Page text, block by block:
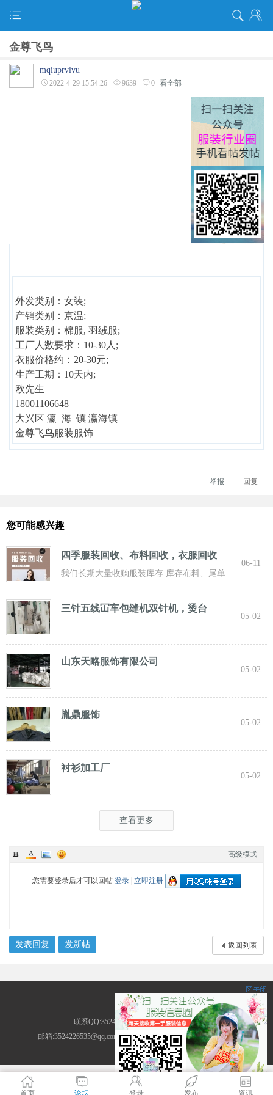
金尊飞鸟
mqiuprvlvu
2022-4-29 15:54:26 9639 0 看全部
外发类别：女装;
产销类别：京温;
服装类别：棉服, 羽绒服;
工厂人数要求：10-30人;
衣服价格约：20-30元;
生产工期：10天内;
欧先生
18001106648
大兴区 瀛 海 镇 瀛海镇
金尊飞鸟服装服饰
回复
举报
您可能感兴趣
四季服装回收、布料回收，衣服回收
我们长期大量收购服装库存 库存布料、尾单
服装，专业诚信共赢， 实力雄厚 ！ 长期面向
06-11
三针五线冚车包缝机双针机，烫台
05-02
山东天略服饰有限公司
05-02
胤鼎服饰
05-02
衬衫加工厂
05-02
查看更多
高级模式
您需要登录后才可以回帖 登录 立即注册
发表回复 发新帖 返回列表
服装圈
联系QQ:3524226535 地址:广东省广州市
邮箱:3524226535@qq.com ICP备案号: ( 粤ICP备14013786号-2)
首页 论坛 登录 发布 资讯